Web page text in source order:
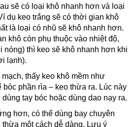
sẽ có loại khô nhanh hơn và loại
dụ keo trắng sẽ có thời gian khô
là loại có nhũ sẽ khô nhanh hơn.
khô còn phụ thuộc vào nhiệt độ,
nóng) thì keo sẽ khô nhanh hơn khi
lạnh).
thấy keo khô mềm như
bóc phần rìa – keo thừa ra. Lúc này
dùng tay bóc hoặc dùng dao nạy ra.
hơn, có thể dùng bay chuyên
một cách dễ dàng. Lưu ý